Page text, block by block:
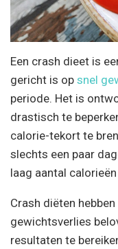
Een crash dieet is
gericht is op snel
periode. Het is
drastisch te
calorie-tekort te
slechts een paar
laag aantal
Crash diëten
gewichtsverlies
resultaten te